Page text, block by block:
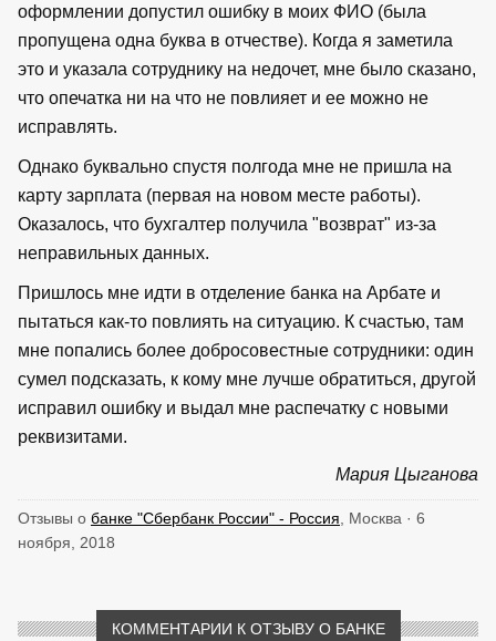
оформлении допустил ошибку в моих ФИО (была
пропущена одна буква в отчестве). Когда я заметила
это и указала сотруднику на недочет, мне было сказано,
что опечатка ни на что не повлияет и ее можно не
исправлять.
Однако буквально спустя полгода мне не пришла на
карту зарплата (первая на новом месте работы).
Оказалось, что бухгалтер получила "возврат" из-за
неправильных данных.
Пришлось мне идти в отделение банка на Арбате и
пытаться как-то повлиять на ситуацию. К счастью, там
мне попались более добросовестные сотрудники: один
сумел подсказать, к кому мне лучше обратиться, другой
исправил ошибку и выдал мне распечатку с новыми
реквизитами.
Мария Цыганова
Отзывы о банке "Сбербанк России" - Россия , Москва · 6
ноября, 2018
КОММЕНТАРИИ К ОТЗЫВУ О БАНКЕ